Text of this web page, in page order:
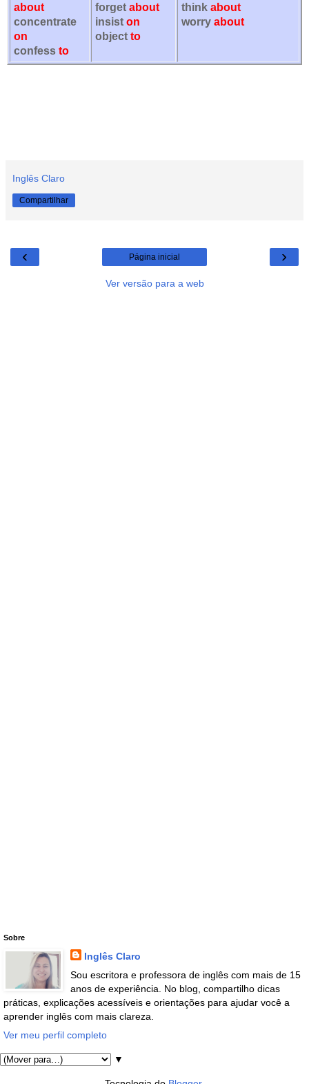
about
concentrate
on
confess to
forget about
insist on
object to
think about
worry about
Inglês Claro
Compartilhar
‹ ›
Página inicial
Ver versão para a web
Sobre
Inglês Claro
Sou escritora e professora de inglês com mais de 15
anos de experiência. No blog, compartilho dicas
práticas, explicações acessíveis e orientações para ajudar você a
aprender inglês com mais clareza.
Ver meu perfil completo
▼